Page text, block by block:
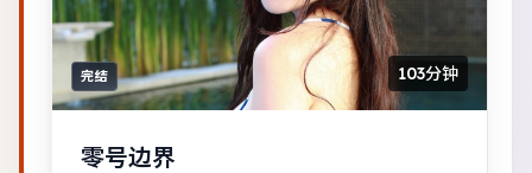
完结 103分钟
零号边界